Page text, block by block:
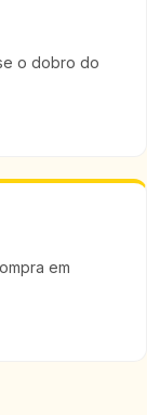
o dobro do
em